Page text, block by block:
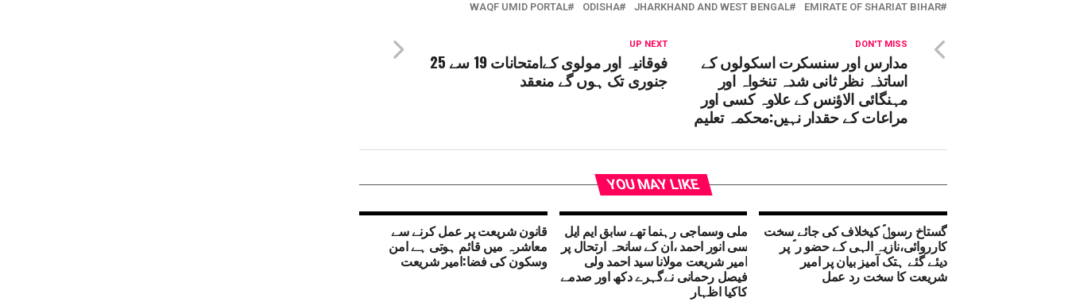
EMIRATE OF SHARIAT BIHAR
JHARKHAND AND WEST BENGAL
ODISHA
WAQF UMID PORTAL
UP NEXT
فوقانیہ اور مولوی کےامتحانات 19 سے 25
جنوری تک ہوں گے منعقد
DON'T MISS
مدارس اور سنسکرت اسکولوں کے
اساتذہ نظر ثانی شدہ تنخواہ اور
مہنگائی الاؤنس کے علاوہ کسی اور
مراعات کے حقدار نہیں:محکمہ تعلیم
YOU MAY LIKE
گستاخ رسولؐ کیخلاف کی جائے سخت
کارروائی،نازیہ الہی کے حضو ر ؐ پر
دیئے گئے ہتک آمیز بیان پر امیر
شریعت کا سخت رد عمل
ملی وسماجی رہنما تھے سابق ایم ایل
سی انور احمد ،ان کے سانحہ ارتحال پر
امیر شریعت مولانا سید احمد ولی
فیصل رحمانی نےگہرے دکھ اور صدمے
کاکیا اظہار
قانون شریعت پر عمل کرنے سے
معاشرہ میں قائم ہوتی ہے امن
وسکون کی فضا:امیر شریعت